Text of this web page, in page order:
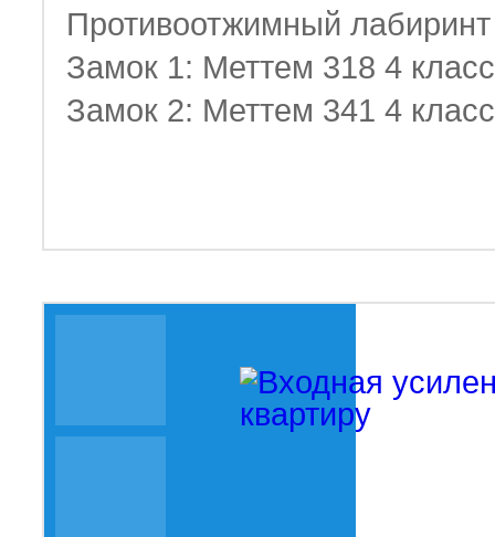
Противоотжимный лабиринт
Замок 1: Меттем 318 4 класс
Замок 2: Меттем 341 4 класс